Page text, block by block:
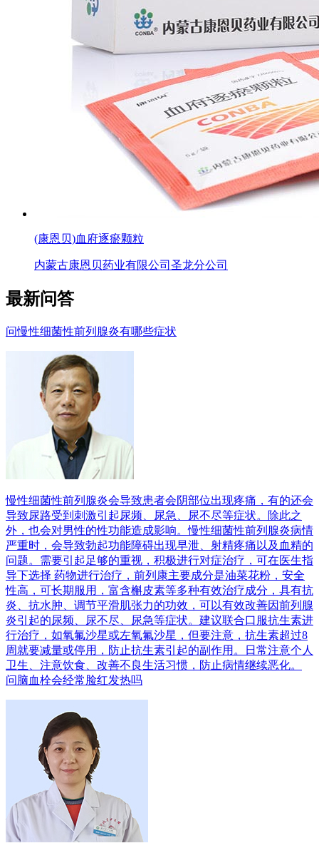
(康恩贝)血府逐瘀颗粒
内蒙古康恩贝药业有限公司圣龙分公司
最新问答
问慢性细菌性前列腺炎有哪些症状
慢性细菌性前列腺炎会导致患者会阴部位出现疼痛，有的还会
导致尿路受到刺激引起尿频、尿急、尿不尽等症状。除此之
外，也会对男性的性功能造成影响。慢性细菌性前列腺炎病情
严重时，会导致勃起功能障碍出现早泄、射精疼痛以及血精的
问题。需要引起足够的重视，积极进行对症治疗，可在医生指
导下选择 药物进行治疗，前列康主要成分是油菜花粉，安全
性高，可长期服用，富含槲皮素等多种有效治疗成分，具有抗
炎、抗水肿、调节平滑肌张力的功效，可以有效改善因前列腺
炎引起的尿频、尿不尽、尿急等症状。建议联合口服抗生素进
行治疗，如氧氟沙星或左氧氟沙星，但要注意，抗生素超过8
周就要减量或停用，防止抗生素引起的副作用。日常注意个人
卫生、注意饮食、改善不良生活习惯，防止病情继续恶化。
问脑血栓会经常脸红发热吗